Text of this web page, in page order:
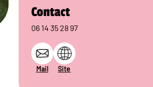
Contact
06 14 35 28 97
Mail Site